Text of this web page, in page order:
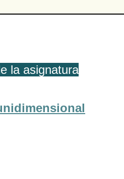
la asignatura